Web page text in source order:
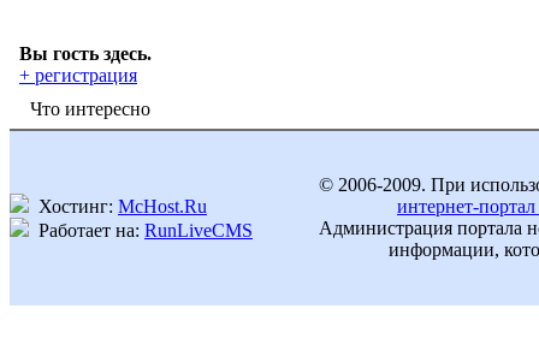
Вы гость здесь.
+ регистрация
Что интересно
Хостинг: McHost.Ru
Работает на: RunLiveCMS
© 2006-2009. При
интернет-
Администрация портала
информации,